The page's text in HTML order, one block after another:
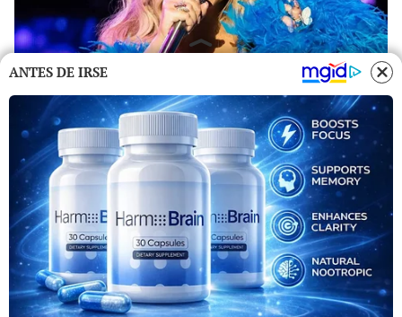
ANTES DE IRSE